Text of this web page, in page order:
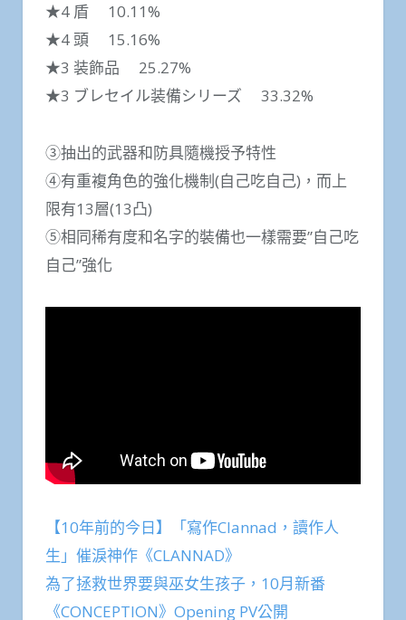
★4 盾 10.11%
★4 頭 15.16%
★3 装飾品 25.27%
★3 ブレセイル装備シリーズ 33.32%
③抽出的武器和防具隨機授予特性
④有重複角色的強化機制(自己吃自己)，而上
限有13層(13凸)
⑤相同稀有度和名字的裝備也一樣需要”自己吃
自己”強化
【10年前的今日】「寫作Clannad，讀作人
生」催淚神作《CLANNAD》
為了拯救世界要與巫女生孩子，10月新番
《CONCEPTION》Opening PV公開